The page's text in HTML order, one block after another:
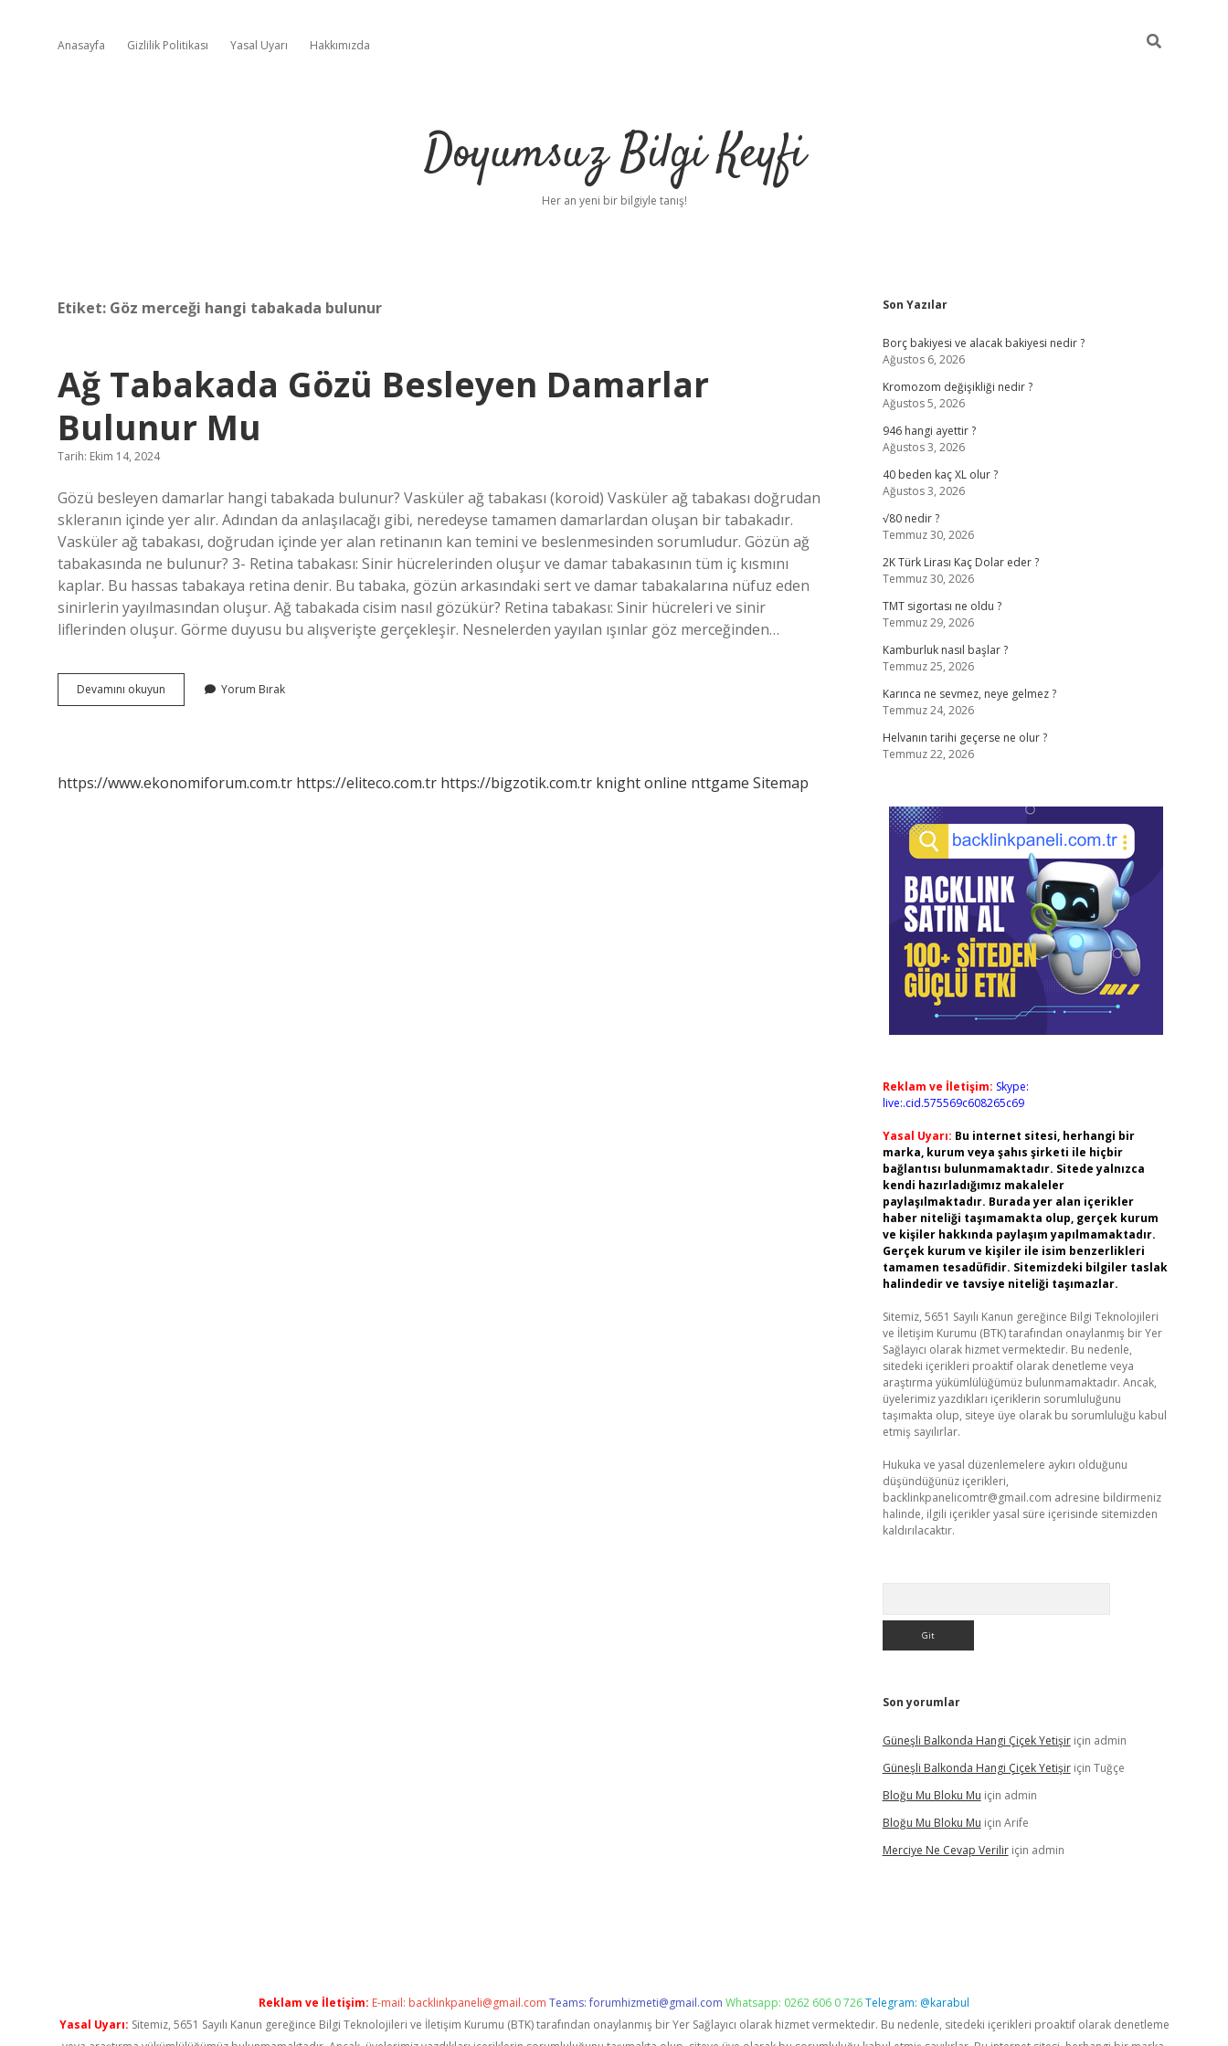
Anasayfa Gizlilik Politikası Yasal Uyarı Hakkımızda
Doyumsuz Bilgi Keyfi
Her an yeni bir bilgiyle tanış!
Etiket: Göz merceği hangi tabakada bulunur
Ağ Tabakada Gözü Besleyen Damarlar
Bulunur Mu
Tarih: Ekim 14, 2024
Gözü besleyen damarlar hangi tabakada bulunur? Vasküler ağ tabakası (koroid) Vasküler ağ tabakası doğrudan
skleranın içinde yer alır. Adından da anlaşılacağı gibi, neredeyse tamamen damarlardan oluşan bir tabakadır.
Vasküler ağ tabakası, doğrudan içinde yer alan retinanın kan temini ve beslenmesinden sorumludur. Gözün ağ
tabakasında ne bulunur? 3- Retina tabakası: Sinir hücrelerinden oluşur ve damar tabakasının tüm iç kısmını
kaplar. Bu hassas tabakaya retina denir. Bu tabaka, gözün arkasındaki sert ve damar tabakalarına nüfuz eden
sinirlerin yayılmasından oluşur. Ağ tabakada cisim nasıl gözükür? Retina tabakası: Sinir hücreleri ve sinir
liflerinden oluşur. Görme duyusu bu alışverişte gerçekleşir. Nesnelerden yayılan ışınlar göz merceğinden…
Devamını okuyun
Tabakada
Mu
Yorum Bırak
https://www.ekonomiforum.com.tr https://eliteco.com.tr https://bigzotik.com.tr knight online nttgame Sitemap
Sidebar
Son Yazılar
Borç bakiyesi ve alacak bakiyesi nedir ?
Ağustos 6, 2026
Kromozom değişikliği nedir ?
Ağustos 5, 2026
946 hangi ayettir ?
Ağustos 3, 2026
40 beden kaç XL olur ?
Ağustos 3, 2026
√80 nedir ?
Temmuz 30, 2026
2K Türk Lirası Kaç Dolar eder ?
Temmuz 30, 2026
TMT sigortası ne oldu ?
Temmuz 29, 2026
Kamburluk nasıl başlar ?
Temmuz 25, 2026
Karınca ne sevmez, neye gelmez ?
Temmuz 24, 2026
Helvanın tarihi geçerse ne olur ?
Temmuz 22, 2026
Reklam ve İletişim: Skype:
live:.cid.575569c608265c69
Yasal Uyarı: Bu internet sitesi, herhangi bir
marka, kurum veya şahıs şirketi ile hiçbir
bağlantısı bulunmamaktadır. Sitede yalnızca
kendi hazırladığımız makaleler
paylaşılmaktadır. Burada yer alan içerikler
haber niteliği taşımamakta olup, gerçek kurum
ve kişiler hakkında paylaşım yapılmamaktadır.
Gerçek kurum ve kişiler ile isim benzerlikleri
tamamen tesadüfidir. Sitemizdeki bilgiler taslak
halindedir ve tavsiye niteliği taşımazlar.
Sitemiz, 5651 Sayılı Kanun gereğince Bilgi Teknolojileri
ve İletişim Kurumu (BTK) tarafından onaylanmış bir Yer
Sağlayıcı olarak hizmet vermektedir. Bu nedenle,
sitedeki içerikleri proaktif olarak denetleme veya
araştırma yükümlülüğümüz bulunmamaktadır. Ancak,
üyelerimiz yazdıkları içeriklerin sorumluluğunu
taşımakta olup, siteye üye olarak bu sorumluluğu kabul
etmiş sayılırlar.
Hukuka ve yasal düzenlemelere aykırı olduğunu
düşündüğünüz içerikleri,
backlinkpanelicomtr@gmail.com adresine bildirmeniz
halinde, ilgili içerikler yasal süre içerisinde sitemizden
kaldırılacaktır.
Son yorumlar
Güneşli Balkonda Hangi Çiçek Yetişiriçin admin
Güneşli Balkonda Hangi Çiçek Yetişiriçin Tuğçe
Bloğu Mu Bloku Mu için admin
Bloğu Mu Bloku Mu için Arife
Merciye Ne Cevap Veriliriçin admin
Reklam ve İletişim: E-mail: backlinkpaneli@gmail.com Teams:forumhizmeti@gmail.com Whatsapp: 0262 606 0 726Telegram: @karabul
Yasal Uyarı: Sitemiz, 5651 Sayılı Kanun gereğince Bilgi Teknolojileri ve İletişim Kurumu (BTK) tarafından onaylanmış bir Yer Sağlayıcı olarak hizmet vermektedir. Bu nedenle, sitedeki içerikleri proaktif olarak denetleme